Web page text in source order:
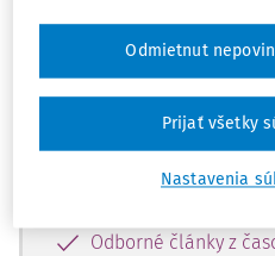
Odomknite si
obsahu a
zdarma, stačí sa
Vďaka registrácii
Odborné články z
Nastavenia
Odmietnut
Prijať všetky